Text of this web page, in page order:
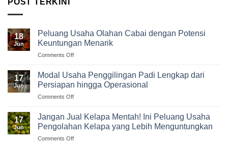
POST TERKINI
18
Jun
Peluang Usaha Olahan Cabai dengan Potensi
Keuntungan Menarik
Comments Offon
Usaha
Olahan
Cabai
dengan
Keuntungan
Menarik
17
Jun
Modal Usaha Penggilingan Padi Lengkap dari
Persiapan hingga Operasional
Comments Offon
Usaha
Penggilingan
Padi
Lengkap
17
Jun
Jangan Jual Kelapa Mentah! Ini Peluang Usaha
Pengolahan Kelapa yang Lebih Menguntungkan
Comments Offon